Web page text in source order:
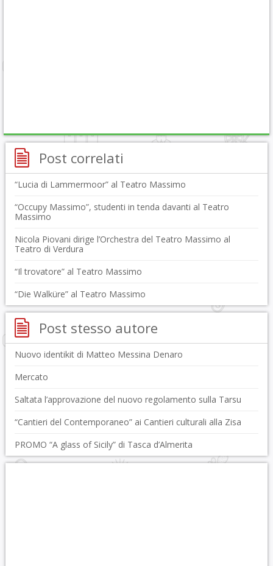
Post correlati
“Lucia di Lammermoor” al Teatro Massimo
“Occupy Massimo”, studenti in tenda davanti al Teatro
Massimo
Nicola Piovani dirige l’Orchestra del Teatro Massimo al
Teatro di Verdura
“Il trovatore” al Teatro Massimo
“Die Walküre” al Teatro Massimo
Post stesso autore
Nuovo identikit di Matteo Messina Denaro
Mercato
Saltata l’approvazione del nuovo regolamento sulla Tarsu
“Cantieri del Contemporaneo” ai Cantieri culturali alla Zisa
PROMO “A glass of Sicily” di Tasca d’Almerita